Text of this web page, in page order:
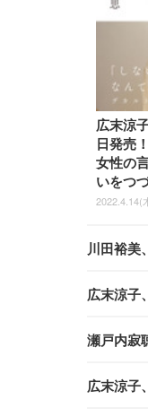
広末涼
日発売
女性の
いをつ
2022.4.14(
川田裕美
広末涼子
瀬戸内寂
広末涼子